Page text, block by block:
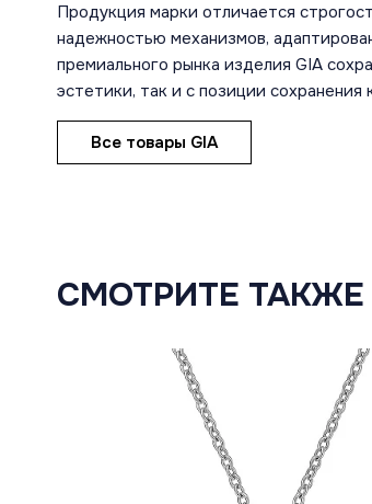
Продукция марки отличается
надежностью механизмов,
премиального рынка изделия GIA
эстетики, так и с позиции сохранения
Все товары GIA
СМОТРИТЕ ТАКЖЕ